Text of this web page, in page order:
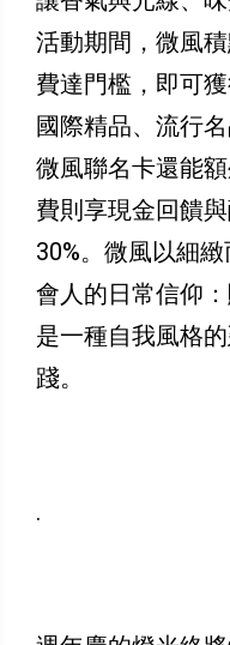
活動期間，微風
費達門檻，即可
國際精品、流行
微風聯名卡還能
費則享現金回饋
30%。微風以細
會人的日常信仰
是一種自我風格
踐。
.